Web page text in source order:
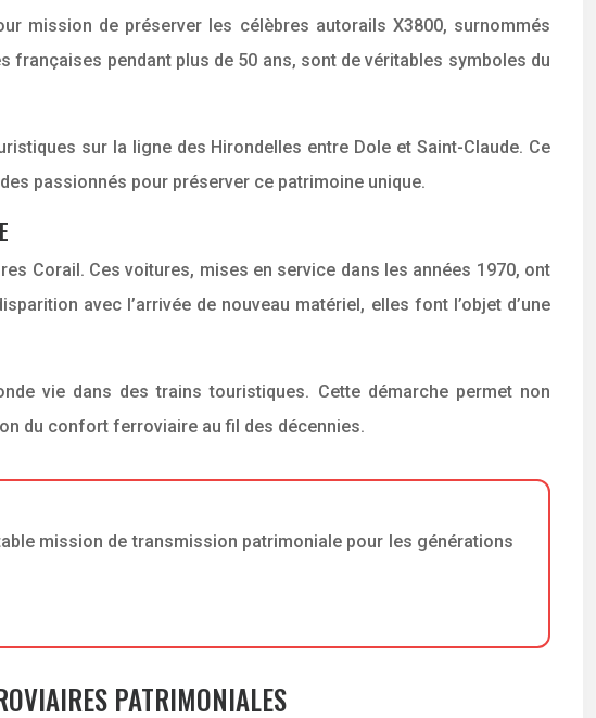
mission de préserver les célèbres autorails X3800, surnommés
pendant plus de 50 ans, sont de véritables symboles du
sur la ligne des Hirondelles entre Dole et Saint-Claude. Ce
des passionnés pour préserver ce patrimoine unique.
Corail. Ces voitures, mises en service dans les années 1970, ont
avec l’arrivée de nouveau matériel, elles font l’objet d’une
vie dans des trains touristiques. Cette démarche permet non
du confort ferroviaire au fil des décennies.
mission de transmission patrimoniale pour les générations
PATRIMONIALES